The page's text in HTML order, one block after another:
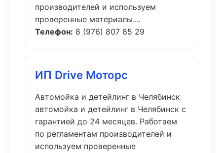
производителей и используем
проверенные материалы....
Телефон: 8 (976) 807 85 29
ИП Drive Моторс
Автомойка и детейлинг в Челябинск
автомойка и детейлинг в Челябинск с
гарантией до 24 месяцев. Работаем
по регламентам производителей и
используем проверенные